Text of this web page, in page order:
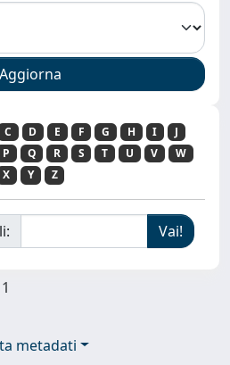
C D E F G H I
J
P Q R S T U V
W
X
Y Z
metadati